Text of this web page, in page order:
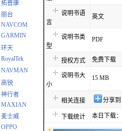
拓普康
丽台
NAVCOM
GARMIN
环天
RoyalTek
NAVMAN
高锐
神行者
MAXIAN
麦士威
OPPO
说明书语
言
英文
说明书类
型
PDF
授权方式 免费下载
说明书大
小
15 MB
相关连接 分享
下载统计 本日下载